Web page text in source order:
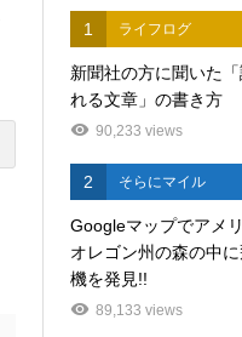
1 ライフログ
新聞社の方に聞いた「
れる文章」の書き方
90,233 views
2 そらにマイル
Googleマップでアメ
オレゴン州の森の中
機を発見!!
89,133 views